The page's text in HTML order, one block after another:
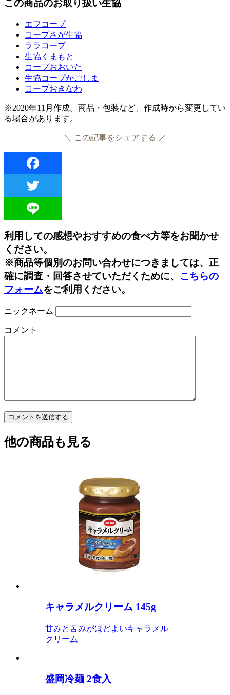
この商品のお取り扱い生協
エフコープ
コープさが生協
ララコープ
生協くまもと
コープおおいた
生協コープかごしま
コープおきなわ
※2020年11月作成。商品・包装など、作成時から変更してい
る場合があります。
＼ この記事をシェアする ／
利用しての感想やおすすめの食べ方等をお聞かせ
ください。
※商品等個別のお問い合わせにつきましては、正
確に調査・回答させていただくために、 こちらの
フォームをご利用ください。
ニックネーム
コメント
他の商品も見る
キャラメルクリーム 145g
甘みと苦みがほどよいキャラメル
クリーム
盛岡冷麺 2食入